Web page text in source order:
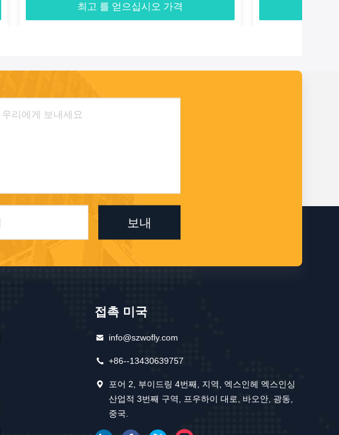
최고 를 얻으십시오 가격
보내
접촉 미국
info@szwofly.com
+86--13430639757
포어 2, 부이드링 4번째, 지역, 엑스인헤 엑스인싱
산업적 3번째 구역, 프우하이 대로, 바오안, 광동,
중국.